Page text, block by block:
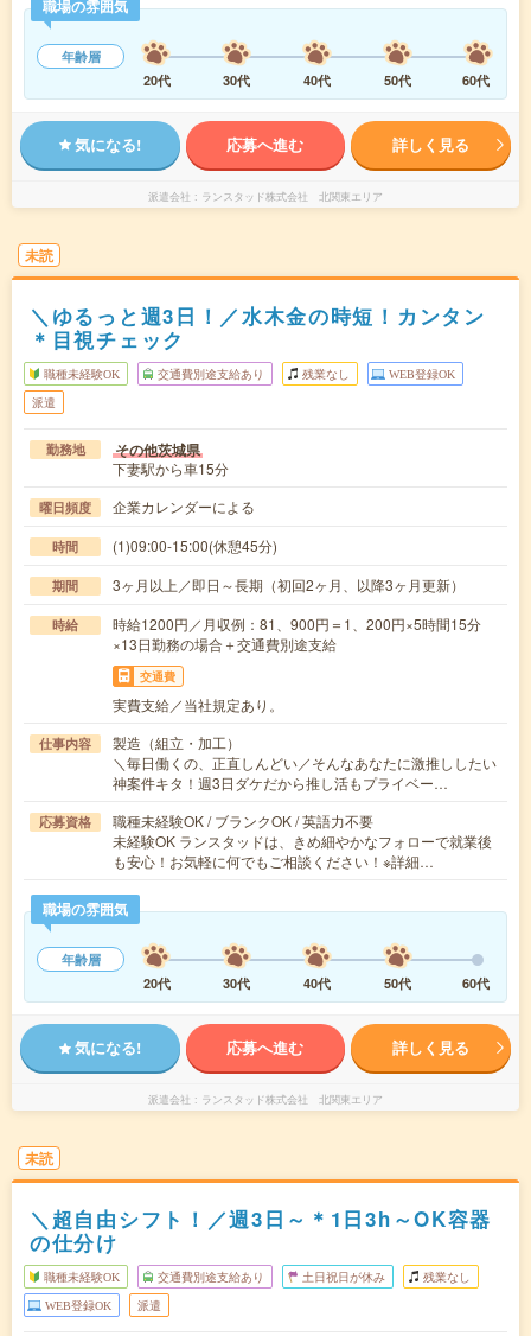
職場の雰囲気
年齢層
20代
30代 40代 50代 60代
気になる! 応募へ進む 詳しく見る
派遣会社 ランスタッド株式会社 北関東エリア
未読
＼ゆるっと週3日！／水木金の時短！カンタン
＊目視チェック
職種未経験OK 交通費別途支給あり 残業なし WEB登録OK
派遣
勤務地 その他茨城県
下妻駅から車15分
曜日頻度 企業カレンダーによる
時間 (1)09:00-15:00(休憩45分)
期間 3ヶ月以上／即日～長期（初回2ヶ月、以降3ヶ月更新）
時給
時給1200円／月収例：81、900円＝1、200円×5時間15分
×13日勤務の場合＋交通費別途支給
交通費
実費支給／当社規定あり。
仕事内容
製造（組立・加工）
＼毎日働くの、正直しんどい／そんなあなたに激推ししたい
神案件キタ！週3日ダケだから推し活もプライベー…
応募資格
職種未経験OK / ブランクOK / 英語力不要
未経験OK ランスタッドは、きめ細やかなフォローで就業後
も安心！お気軽に何でもご相談ください！※詳細…
職場の雰囲気
年齢層
20代
30代 40代 50代 60代
気になる! 応募へ進む 詳しく見る
派遣会社 ランスタッド株式会社 北関東エリア
未読
＼超自由シフト！／週3日～＊1日3h～OK容器
の仕分け
職種未経験OK 交通費別途支給あり 土日祝日が休み 残業なし
WEB登録OK 派遣